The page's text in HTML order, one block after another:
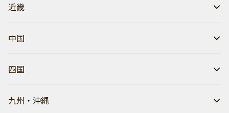
近畿
中国
四国
九州・沖縄